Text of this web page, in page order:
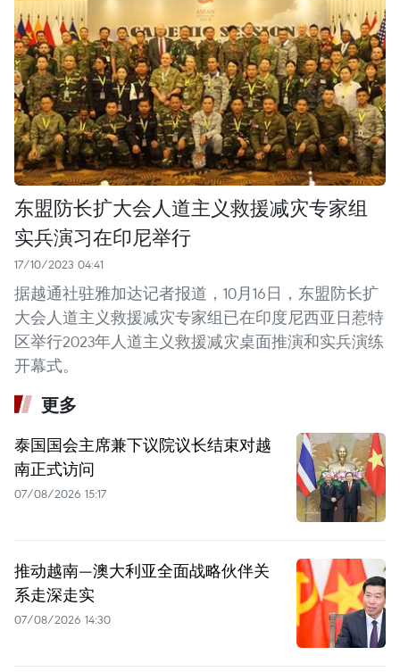
东盟防长扩大会人道主义救援减灾专家组
实兵演习在印尼举行
17/10/2023 04:41
据越通社驻雅加达记者报道，10月16日，东盟防长扩
大会人道主义救援减灾专家组已在印度尼西亚日惹特
区举行2023年人道主义救援减灾桌面推演和实兵演练
开幕式。
更多
泰国国会主席兼下议院议长结束对越
南正式访问
07/08/2026 15:17
推动越南—澳大利亚全面战略伙伴关
系走深走实
07/08/2026 14:30